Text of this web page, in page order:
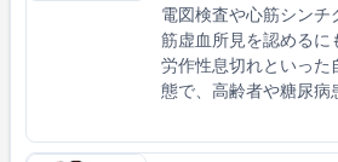
電図検査や心筋シン
筋虚血所見を認める
労作性息切れといった
態で、高齢者や糖尿病